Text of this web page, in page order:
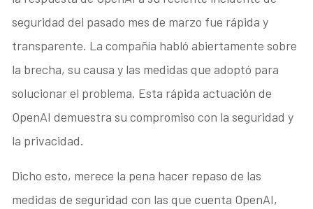
seguridad del pasado mes de marzo fue rápida y
transparente. La compañía habló abiertamente sobre
la brecha, su causa y las medidas que adoptó para
solucionar el problema. Esta rápida actuación de
OpenAI demuestra su compromiso con la seguridad y
la privacidad.
Dicho esto, merece la pena hacer repaso de las
medidas de seguridad con las que cuenta OpenAI,